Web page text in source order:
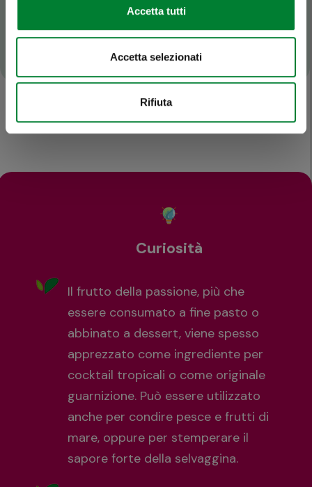
Accetta tutti
Accetta selezionati
Rifiuta
Curiosità
Il frutto della passione, più che
essere consumato a fine pasto o
abbinato a dessert, viene spesso
apprezzato come ingrediente per
cocktail tropicali o come originale
guarnizione. Può essere utilizzato
anche per condire pesce e frutti di
mare, oppure per stemperare il
sapore forte della selvaggina.